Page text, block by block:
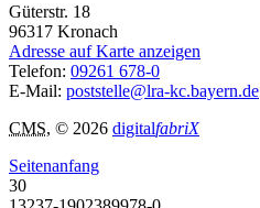
Güterstr. 18
96317 Kronach
Adresse auf Karte anzeigen
Telefon: 09261 678-0
E-Mail: poststelle@lra-kc.bayern.de
CMS, © 2026 digitalfabriX
Seitenanfang
30